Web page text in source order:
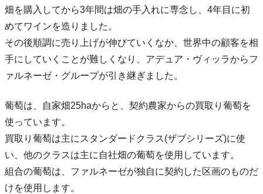
畑を購入してから3年間は畑の手入れに専念し、4年目に初
めてワインを造りました。
その後順調に売り上げが伸びていくなか、世界中の顧客を相
手にしていくことが難しくなり、アデュア・ヴィッラからフ
ァルネーゼ・グループが引き継ぎました。
葡萄は、自家畑25haからと、契約農家からの買取り葡萄を
使っています。
買取り葡萄は主にスタンダードクラス(ザブシリーズ)に使
い、他のクラスは主に自社畑の葡萄を使用しています。
組合の葡萄は、ファルネーゼが独自に契約した区画のものだ
けを使用します。